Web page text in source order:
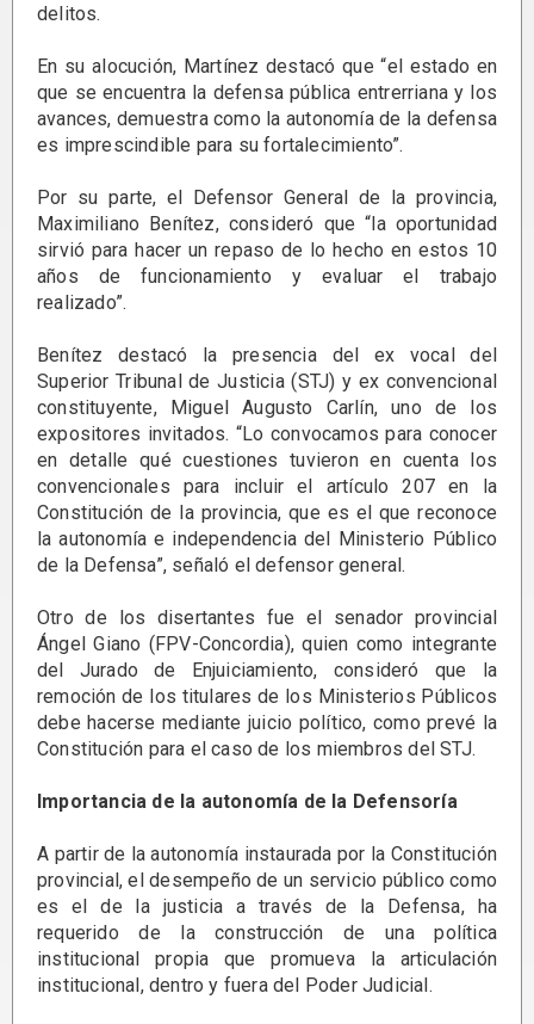
delitos.
En su alocución, Martínez destacó que “el estado en
que se encuentra la defensa pública entrerriana y los
avances, demuestra como la autonomía de la defensa
es imprescindible para su fortalecimiento”.
Por su parte, el Defensor General de la provincia,
Maximiliano Benítez, consideró que “la oportunidad
sirvió para hacer un repaso de lo hecho en estos 10
años de funcionamiento y evaluar el trabajo
realizado”.
Benítez destacó la presencia del ex vocal del
Superior Tribunal de Justicia (STJ) y ex convencional
constituyente, Miguel Augusto Carlín, uno de los
expositores invitados. “Lo convocamos para conocer
en detalle qué cuestiones tuvieron en cuenta los
convencionales para incluir el artículo 207 en la
Constitución de la provincia, que es el que reconoce
la autonomía e independencia del Ministerio Público
de la Defensa”, señaló el defensor general.
Otro de los disertantes fue el senador provincial
Ángel Giano (FPV-Concordia), quien como integrante
del Jurado de Enjuiciamiento, consideró que la
remoción de los titulares de los Ministerios Públicos
debe hacerse mediante juicio político, como prevé la
Constitución para el caso de los miembros del STJ.
Importancia de la autonomía de la Defensoría
A partir de la autonomía instaurada por la Constitución
provincial, el desempeño de un servicio público como
es el de la justicia a través de la Defensa, ha
requerido de la construcción de una política
institucional propia que promueva la articulación
institucional, dentro y fuera del Poder Judicial.